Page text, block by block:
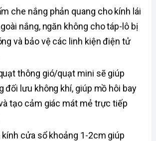
che nắng phản quang cho kính lái
nắng, ngăn không cho táp-lô bị
và bảo vệ các linh kiện điện tử
thông gió/quạt mini sẽ giúp
đối lưu không khí, giúp mồ hôi bay
tạo cảm giác mát mẻ trực tiếp
kính cửa sổ khoảng 1-2cm giúp